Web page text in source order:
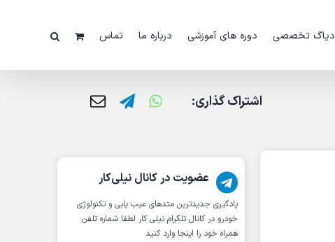
دیاگ تخصصی دوره های آموزشی درباره ما تماس
اشتراک گذاری:
عضویت در کانال نیلی‌کار
یادگیری جدیدترین متد‌های عیب یابی‌ و تکنولوژی
خودرو در کانال تلگرام نیلی کار لطفا شماره تلفن
همراه خود را اینجا وارد کنید